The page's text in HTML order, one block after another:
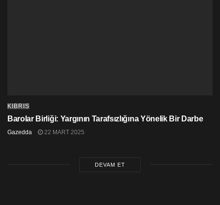
KIBRIS
Barolar Birliği: Yargının Tarafsızlığına Yönelik Bir Darbe
Gazedda 22 MART 2025
DEVAM ET